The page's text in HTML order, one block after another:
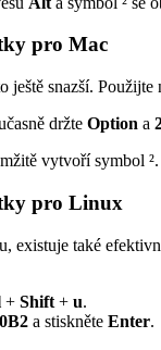
pro Mac
ještě snazší. Použijte
držte Option a
vytvoří symbol ².
pro Linux
existuje také
+ Shift + u.
a stiskněte Enter.